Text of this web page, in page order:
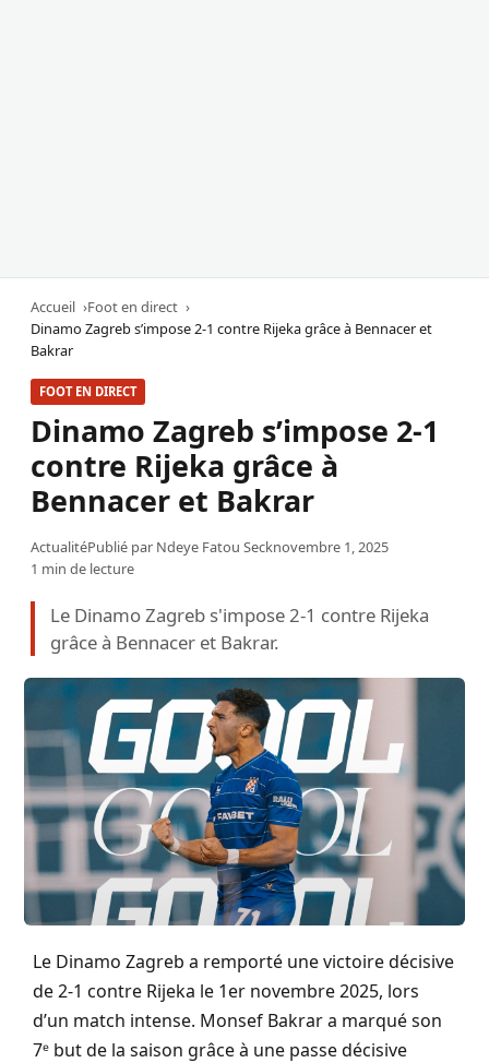
Accueil
Foot en direct
Dinamo Zagreb s’impose 2-1 contre Rijeka grâce à Bennacer et
Bakrar
FOOT EN DIRECT
Dinamo Zagreb s’impose 2-1
contre Rijeka grâce à
Bennacer et Bakrar
ActualitéPublié par Ndeye Fatou Secknovembre 1, 2025
1 min de lecture
Le Dinamo Zagreb s'impose 2-1 contre Rijeka
grâce à Bennacer et Bakrar.
Le Dinamo Zagreb a remporté une victoire décisive
de 2-1 contre Rijeka le 1er novembre 2025, lors
d’un match intense. Monsef Bakrar a marqué son
7ᵉ but de la saison grâce à une passe décisive